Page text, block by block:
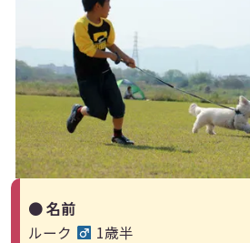
● 名前
ルーク
1歳半